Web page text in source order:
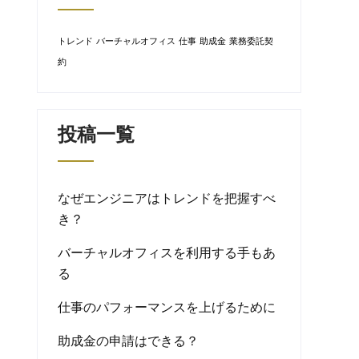
トレンド バーチャルオフィス 仕事 助成金 業務委託契
約
投稿一覧
なぜエンジニアはトレンドを把握すべ
き？
バーチャルオフィスを利用する手もあ
る
仕事のパフォーマンスを上げるために
助成金の申請はできる？